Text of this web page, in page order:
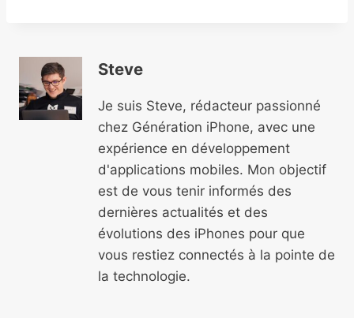
Steve
Je suis Steve, rédacteur passionné
chez Génération iPhone, avec une
expérience en développement
d'applications mobiles. Mon objectif
est de vous tenir informés des
dernières actualités et des
évolutions des iPhones pour que
vous restiez connectés à la pointe de
la technologie.